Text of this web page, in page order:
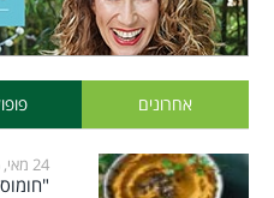
אחרונים
24 מאי, 2026